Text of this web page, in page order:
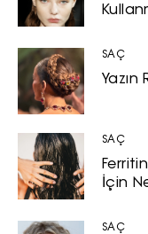
SAÇ
SAÇ
İçin
SAÇ